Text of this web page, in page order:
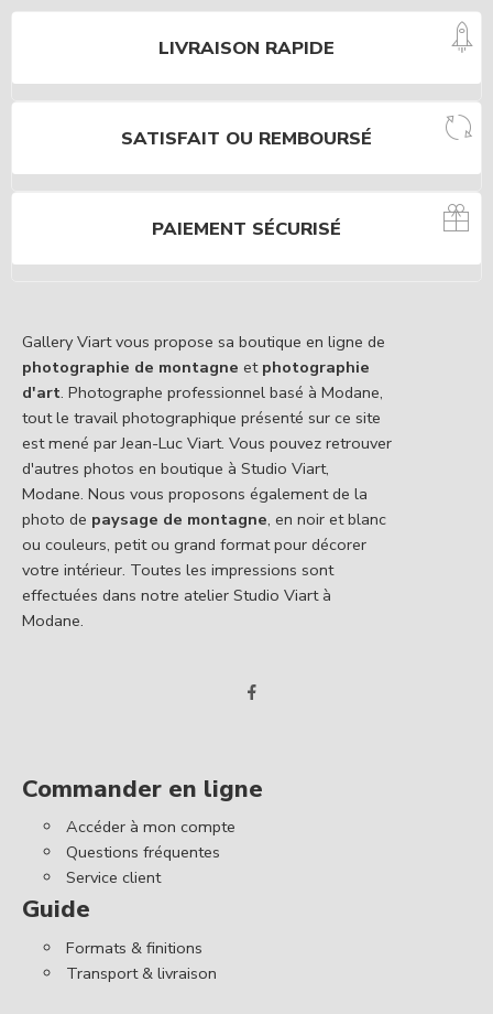
LIVRAISON RAPIDE
SATISFAIT OU REMBOURSÉ
PAIEMENT SÉCURISÉ
Gallery Viart vous propose sa boutique en ligne de
photographie de montagne et photographie
d'art. Photographe professionnel basé à Modane,
tout le travail photographique présenté sur ce site
est mené par Jean-Luc Viart. Vous pouvez retrouver
d'autres photos en boutique à Studio Viart,
Modane. Nous vous proposons également de la
photo de paysage de montagne, en noir et blanc
ou couleurs, petit ou grand format pour décorer
votre intérieur. Toutes les impressions sont
effectuées dans notre atelier Studio Viart à
Modane.
Commander en ligne
Accéder à mon compte
Questions fréquentes
Service client
Guide
Formats & finitions
Transport & livraison